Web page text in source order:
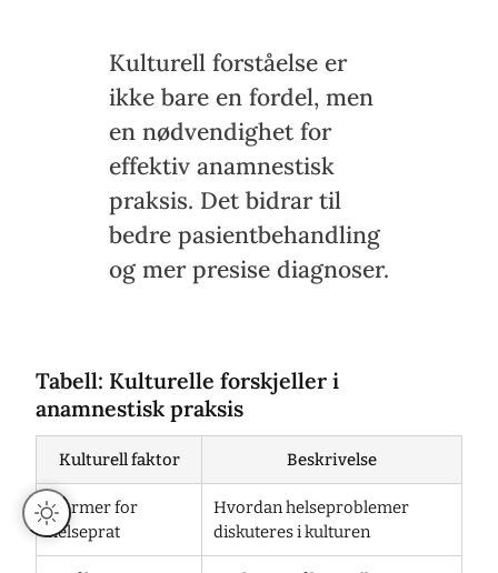
Kulturell forståelse er
ikke bare en fordel, men
en nødvendighet for
effektiv anamnestisk
praksis. Det bidrar til
bedre pasientbehandling
og mer presise diagnoser.
Tabell: Kulturelle forskjeller i
anamnestisk praksis
Kulturell faktor Beskrivelse
Normer for
helseprat
Hvordan helseproblemer
diskuteres i kulturen